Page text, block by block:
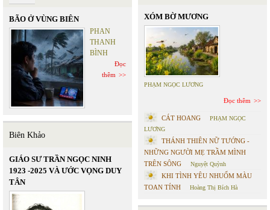
BÃO Ở VÙNG BIÊN
PHAN
THANH
BÌNH
Đọc
thêm
Biên Khảo
GIÁO SƯ TRẦN NGỌC NINH
1923 -2025 VÀ ƯỚC VỌNG DUY
TÂN
XÓM BỜ MƯƠNG
PHẠM NGỌC LƯƠNG
Đọc thêm
CÁT HOANG
PHẠM NGỌC
LƯƠNG
THÁNH THIÊN NỮ TƯỚNG -
NHỮNG NGƯỜI MẸ TRẦM MÌNH
TRÊN SÔNG
Nguyệt Quỳnh
KHI TÌNH YÊU NHUỐM MÀU
TOAN TÍNH
Hoàng Thị Bích Hà